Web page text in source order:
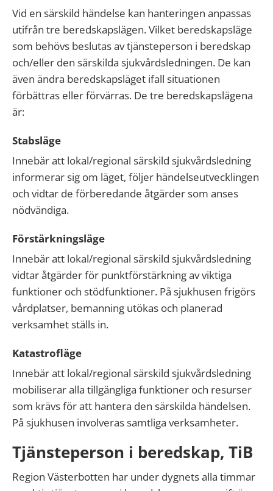
Vid en särskild händelse kan hanteringen anpassas
utifrån tre beredskapslägen. Vilket beredskapsläge
som behövs beslutas av tjänsteperson i beredskap
och/eller den särskilda sjukvårdsledningen. De kan
även ändra beredskapsläget ifall situationen
förbättras eller förvärras. De tre beredskapslägena
är:
Stabsläge
Innebär att lokal/regional särskild sjukvårdsledning
informerar sig om läget, följer händelseutvecklingen
och vidtar de förberedande åtgärder som anses
nödvändiga.
Förstärkningsläge
Innebär att lokal/regional särskild sjukvårdsledning
vidtar åtgärder för punktförstärkning av viktiga
funktioner och stödfunktioner. På sjukhusen frigörs
vårdplatser, bemanning utökas och planerad
verksamhet ställs in.
Katastrofläge
Innebär att lokal/regional särskild sjukvårdsledning
mobiliserar alla tillgängliga funktioner och resurser
som krävs för att hantera den särskilda händelsen.
På sjukhusen involveras samtliga verksamheter.
Tjänsteperson i beredskap, TiB
Region Västerbotten har under dygnets alla timmar